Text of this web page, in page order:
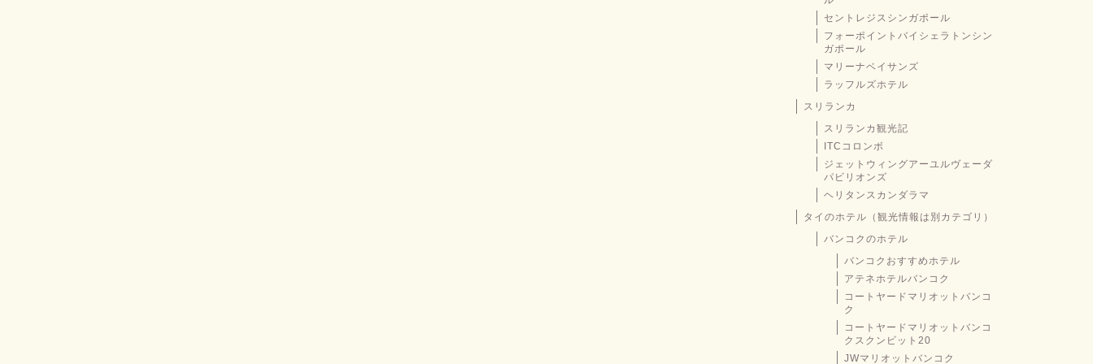
セントレジスシンガポール
フォーポイントバイシェラトンシン
ガポール
マリーナベイサンズ
ラッフルズホテル
スリランカ
スリランカ観光記
ITCコロンボ
ジェットウィングアーユルヴェーダ
パビリオンズ
ヘリタンスカンダラマ
タイのホテル（観光情報は別カテゴリ）
バンコクのホテル
バンコクおすすめホテル
アテネホテルバンコク
コートヤードマリオットバンコ
ク
コートヤードマリオットバンコ
クスクンビット20
JWマリオットバンコク